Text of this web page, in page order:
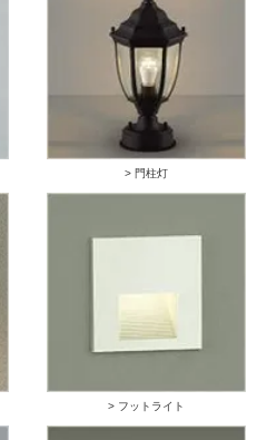
> 門柱灯
> フットライト